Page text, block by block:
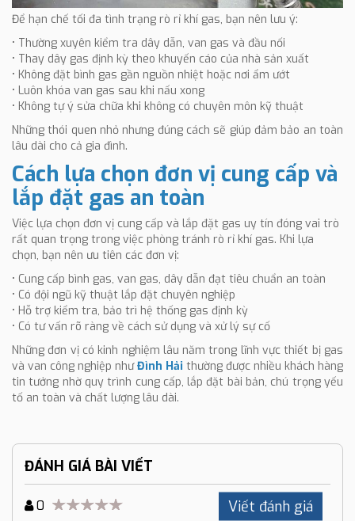
Để hạn chế tối đa tình trạng rò rỉ khí gas, bạn nên lưu ý:
• Thường xuyên kiểm tra dây dẫn, van gas và đầu nối
• Thay dây gas định kỳ theo khuyến cáo của nhà sản xuất
• Không đặt bình gas gần nguồn nhiệt hoặc nơi ẩm ướt
• Luôn khóa van gas sau khi nấu xong
• Không tự ý sửa chữa khi không có chuyên môn kỹ thuật
Những thói quen nhỏ nhưng đúng cách sẽ giúp đảm bảo an toàn
lâu dài cho cả gia đình.
Cách lựa chọn đơn vị cung cấp và
lắp đặt gas an toàn
Việc lựa chọn đơn vị cung cấp và lắp đặt gas uy tín đóng vai trò
rất quan trọng trong việc phòng tránh rò rỉ khí gas. Khi lựa
chọn, bạn nên ưu tiên các đơn vị:
• Cung cấp bình gas, van gas, dây dẫn đạt tiêu chuẩn an toàn
• Có đội ngũ kỹ thuật lắp đặt chuyên nghiệp
• Hỗ trợ kiểm tra, bảo trì hệ thống gas định kỳ
• Có tư vấn rõ ràng về cách sử dụng và xử lý sự cố
Những đơn vị có kinh nghiệm lâu năm trong lĩnh vực thiết bị gas
và van công nghiệp nhưĐình Hải thường được nhiều khách hàng
tin tưởng nhờ quy trình cung cấp, lắp đặt bài bản, chú trọng yếu
tố an toàn và chất lượng lâu dài.
ĐÁNH GIÁ BÀI VIẾT
0 Viết đánh giá